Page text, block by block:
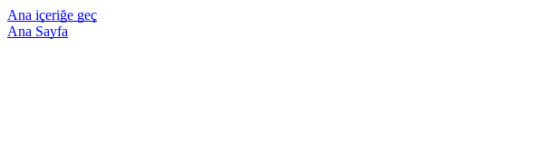
Ana içeriğe geç
Ana Sayfa